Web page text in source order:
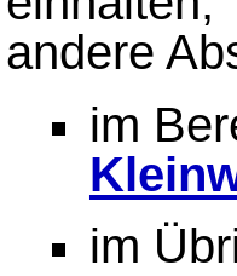
andere
im
im